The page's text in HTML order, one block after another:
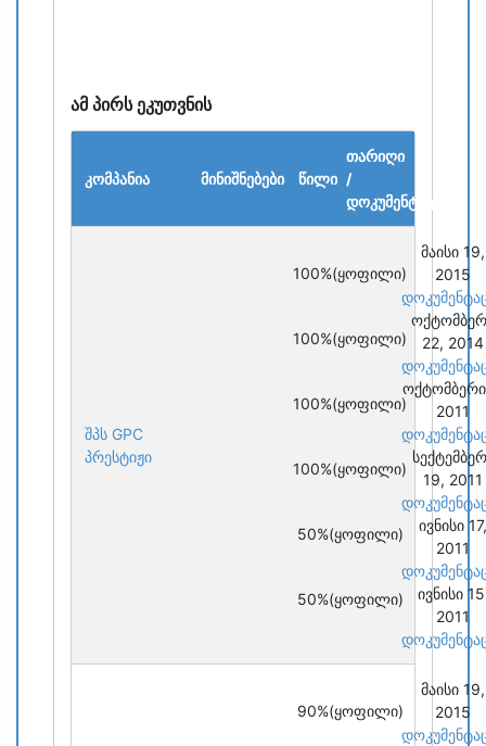
ამ პირს ეკუთვნის
კომპანია მინიშნებები წილი
თარიღი
/
დოკუმენტაცია
შპს GPC
პრესტიჟი
100%(ყოფილი)
100%(ყოფილი)
100%(ყოფილი)
100%(ყოფილი)
50%(ყოფილი)
50%(ყოფილი)
მაისი 19,
2015
22, 2014
2011
19, 2011
ივნისი 17,
2011
ივნისი
2011
90%(ყოფილი)
მაისი 19,
2015